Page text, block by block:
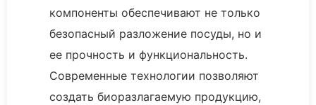
компоненты обеспечивают не только
безопасный разложение посуды, но и
ее прочность и функциональность.
Современные технологии позволяют
создать биоразлагаемую продукцию,